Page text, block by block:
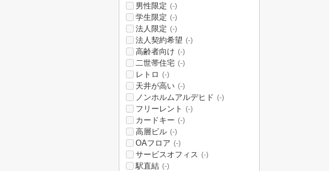
男性限定 (-)
学生限定 (-)
法人限定 (-)
法人契約希望 (-)
高齢者向け (-)
二世帯住宅 (-)
レトロ (-)
天井が高い (-)
ノンホルムアルデヒド (-)
フリーレント (-)
カードキー (-)
高層ビル (-)
OAフロア (-)
サービスオフィス (-)
駅直結 (-)